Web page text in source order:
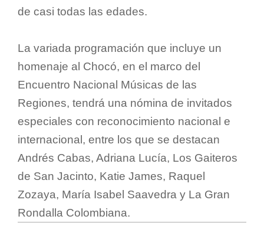
de casi todas las edades.
La variada programación que incluye un
homenaje al Chocó, en el marco del
Encuentro Nacional Músicas de las
Regiones, tendrá una nómina de invitados
especiales con reconocimiento nacional e
internacional, entre los que se destacan
Andrés Cabas, Adriana Lucía, Los Gaiteros
de San Jacinto, Katie James, Raquel
Zozaya, María Isabel Saavedra y La Gran
Rondalla Colombiana.